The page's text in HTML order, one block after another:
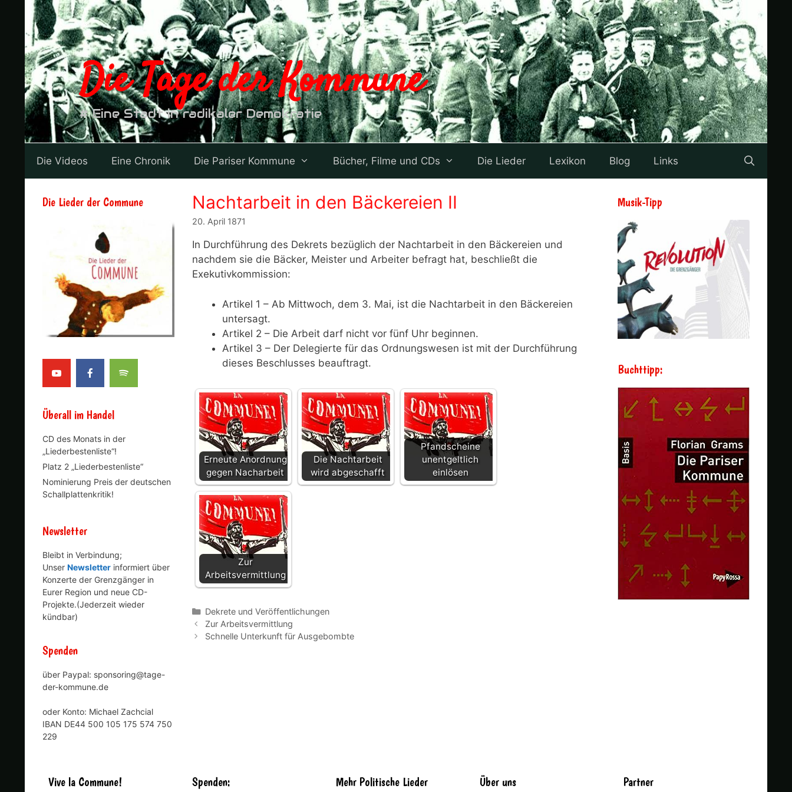
springen
Die Tage der Kommune
# Eine Stadt in radikaler Demokratie
Die Videos Eine Chronik Die Pariser Kommune Bücher, Filme und CDs Die Lieder Lexikon Blog Links
Nachtarbeit in den Bäckereien II
20. April 1871
In Durchführung des Dekrets bezüglich der Nachtarbeit in den Bäckereien und
nachdem sie die Bäcker, Meister und Arbeiter befragt hat, beschließt die
Exekutivkommission:
Artikel 1 – Ab Mittwoch, dem 3. Mai, ist die Nachtarbeit in den Bäckereien
untersagt.
Artikel 2 – Die Arbeit darf nicht vor fünf Uhr beginnen.
Artikel 3 – Der Delegierte für das Ordnungswesen ist mit der Durchführung
dieses Beschlusses beauftragt.
Erneute Anordnung
gegen Nacharbeit
Die Nachtarbeit
wird abgeschafft
Pfandscheine
unentgeltlich
einlösen
Zur
Arbeitsvermittlung
Kategorien
Dekrete und Veröffentlichungen
Zur Arbeitsvermittlung
Schnelle Unterkunft für Ausgebombte
Die Lieder der Commune
Überall im Handel
CD des Monats in der
„Liederbestenliste“!
Platz 2 „Liederbestenliste“
Nominierung Preis der deutschen
Schallplattenkritik!
Newsletter
Bleibt in Verbindung;
Unser Newsletter informiert über
Konzerte der Grenzgänger in
Eurer Region und neue CD-
Projekte.(Jederzeit wieder
kündbar)
Spenden
über Paypal: sponsoring@tage-
der-kommune.de
oder Konto: Michael Zachcial
IBAN DE44 500 105 175 574 750
229
Musik-Tipp
Buchttipp:
Vive la Commune! Spenden: Mehr Politische Lieder Über uns Partner